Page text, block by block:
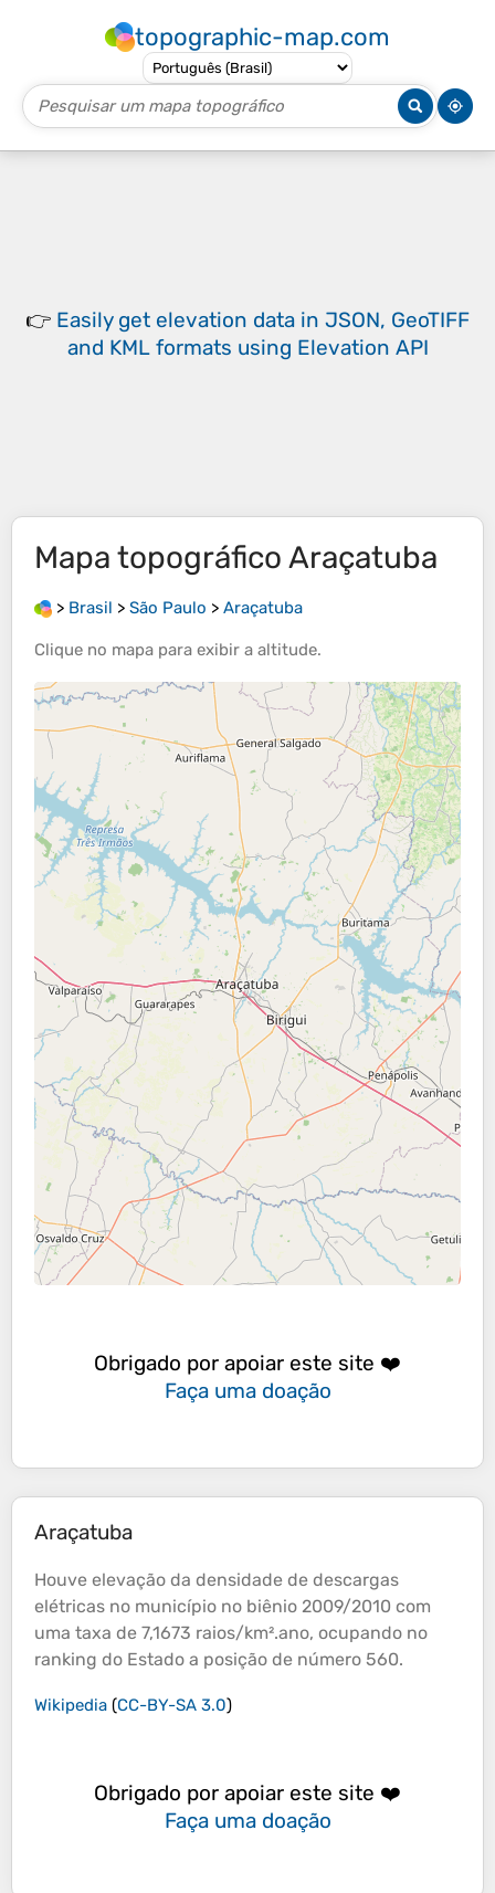
topographic-map.com
👉 Easily get elevation data in JSON, GeoTIFF
and KML formats using Elevation API
Mapa topográfico Araçatuba
> Brasil > São Paulo > Araçatuba
Clique no mapa para exibir a altitude.
Obrigado por apoiar este site ❤️
Faça uma doação
Araçatuba
Houve elevação da densidade de descargas
elétricas no município no biênio 2009/2010 com
uma taxa de 7,1673 raios/km².ano, ocupando no
ranking do Estado a posição de número 560.
Wikipedia (CC-BY-SA 3.0)
Obrigado por apoiar este site ❤️
Faça uma doação